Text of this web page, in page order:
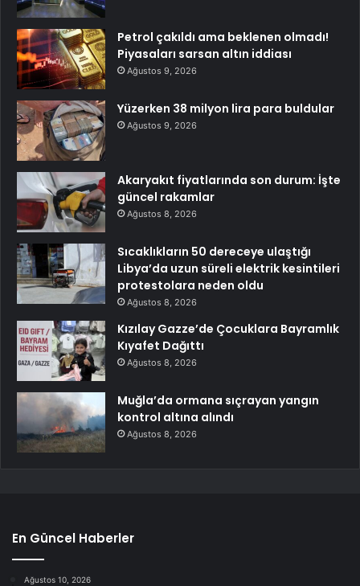
Petrol çakıldı ama beklenen olmadı!
Piyasaları sarsan altın iddiası
Ağustos 9, 2026
Yüzerken 38 milyon lira para buldular
Ağustos 9, 2026
Akaryakıt fiyatlarında son durum: İşte
güncel rakamlar
Ağustos 8, 2026
Sıcaklıkların 50 dereceye ulaştığı
Libya’da uzun süreli elektrik kesintileri
protestolara neden oldu
Ağustos 8, 2026
Kızılay Gazze’de Çocuklara Bayramlık
Kıyafet Dağıttı
Ağustos 8, 2026
Muğla’da ormana sıçrayan yangın
kontrol altına alındı
Ağustos 8, 2026
En Güncel Haberler
Ağustos 10, 2026